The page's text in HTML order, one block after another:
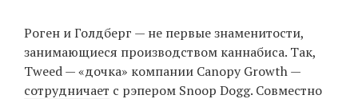
Роген и Голдберг — не первые знаменитости,
занимающиеся производством каннабиса. Так,
Tweed — «дочка» компании Canopy Growth —
сотрудничает с рэпером Snoop Dogg. Совместно